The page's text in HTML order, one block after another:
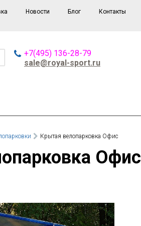
Новости Блог Контакты
+7(495) 136-28-79
sale@royal-sport.ru
Крытая велопарковка Офис
Офис